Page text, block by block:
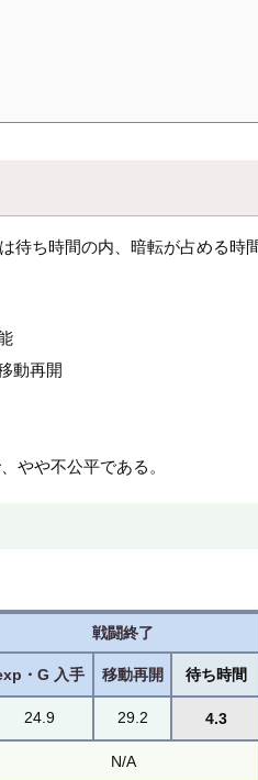
ち時間の内、暗転が占める時
動再開
やや不公平である。
戦闘終了
・G 入手 移動再開 待ち時間
24.9 29.2 4.3
N/A